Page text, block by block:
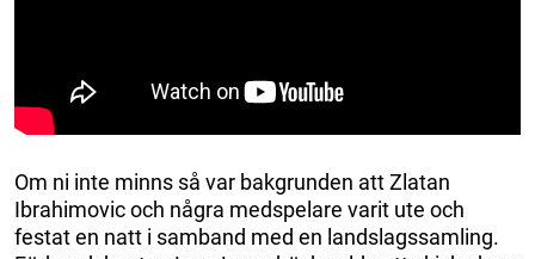
Om ni inte minns så var bakgrunden att Zlatan
Ibrahimovic och några medspelare varit ute och
festat en natt i samband med en landslagssamling.